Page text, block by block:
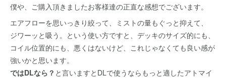
僕や、ご購入頂きましたお客様達の正直な感想でございます。
エアフローを思いっきり絞って、ミストの量もぐっと抑えて、
ジワーッと吸う。という使い方ですと、デッキのサイズ的にも、
コイル位置的にも、悪くはないけど、これじゃなくても良い感が
強いかと思います。
ではDLなら？ と言いますとDLで使うならもっと適したアトマイ